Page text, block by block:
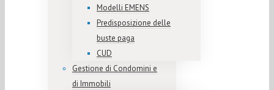
Modelli EMENS
Predisposizione delle
buste paga
CUD
Gestione di Condomini e
di Immobili